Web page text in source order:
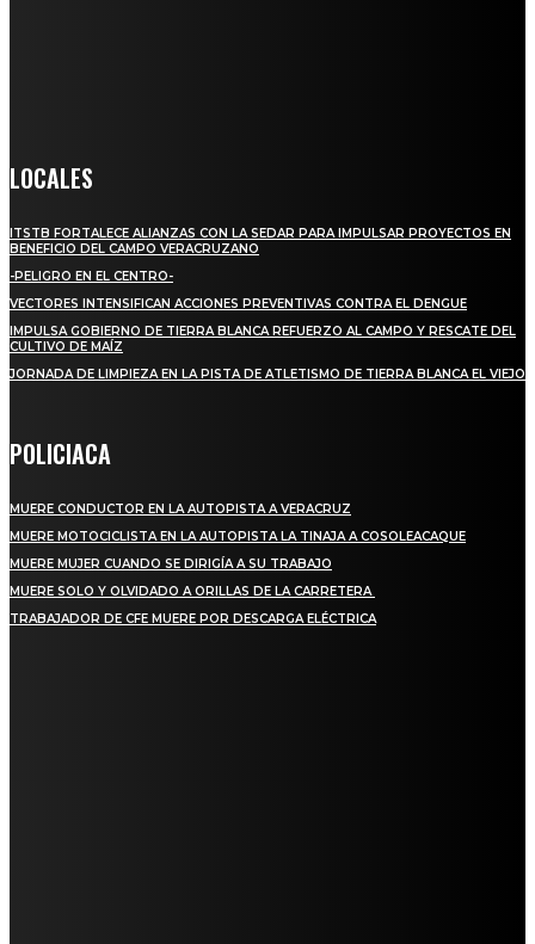
LOCALES
ITSTB FORTALECE ALIANZAS CON LA SEDAR PARA IMPULSAR PROYECTOS EN
BENEFICIO DEL CAMPO VERACRUZANO
-PELIGRO EN EL CENTRO-
VECTORES INTENSIFICAN ACCIONES PREVENTIVAS CONTRA EL DENGUE
IMPULSA GOBIERNO DE TIERRA BLANCA REFUERZO AL CAMPO Y RESCATE DEL
CULTIVO DE MAÍZ
JORNADA DE LIMPIEZA EN LA PISTA DE ATLETISMO DE TIERRA BLANCA EL VIEJO
POLICIACA
MUERE CONDUCTOR EN LA AUTOPISTA A VERACRUZ
MUERE MOTOCICLISTA EN LA AUTOPISTA LA TINAJA A COSOLEACAQUE
MUERE MUJER CUANDO SE DIRIGÍA A SU TRABAJO
MUERE SOLO Y OLVIDADO A ORILLAS DE LA CARRETERA
TRABAJADOR DE CFE MUERE POR DESCARGA ELÉCTRICA